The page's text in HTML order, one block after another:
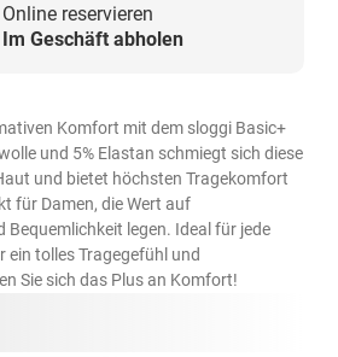
Online reservieren
Im Geschäft abholen
Komfort mit dem sloggi Basic+
und 5% Elastan schmiegt sich diese
und bietet höchsten Tragekomfort
für Damen, die Wert auf
legen. Ideal für jede
ein tolles Tragegefühl und
Sie sich das Plus an Komfort!